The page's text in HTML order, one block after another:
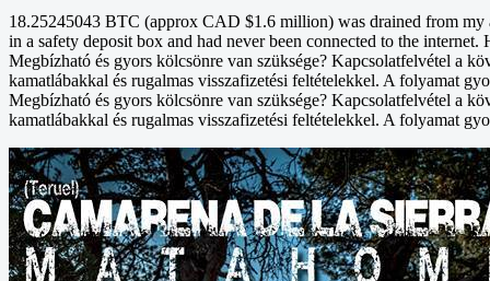
18.25245043 BTC (approx CAD $1.6 million) was drained from
in a safety deposit box and had never been connected to the
Megbízható és gyors kölcsönre van szüksége? Kapcsolatfelvétel a
kamatlábakkal és rugalmas visszafizetési feltételekkel. A folyamat
Megbízható és gyors kölcsönre van szüksége? Kapcsolatfelvétel a
kamatlábakkal és rugalmas visszafizetési feltételekkel. A folyamat